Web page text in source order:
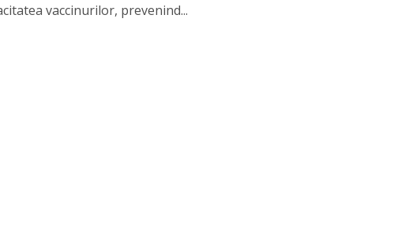
vaccinurilor, prevenind...